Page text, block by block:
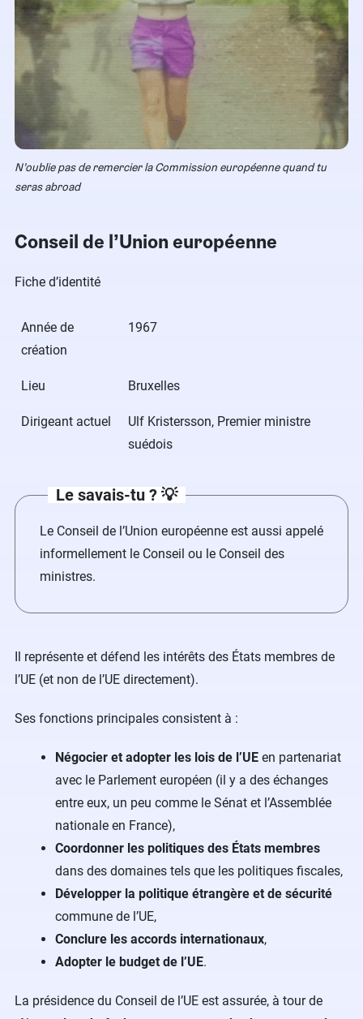
N’oublie pas de remercier la Commission européenne quand tu
seras abroad
Conseil de l’Union européenne
Fiche d’identité
Année de
création
1967
Lieu Bruxelles
Dirigeant actuel
Ulf Kristersson, Premier ministre
suédois
Le savais-tu ? 💡
Le Conseil de l’Union européenne est aussi appelé
informellement le Conseil ou le Conseil des
ministres.
Il représente et défend les intérêts des États membres de
l’UE (et non de l’UE directement).
Ses fonctions principales consistent à :
Négocier et adopter les lois de l’UE en partenariat
avec le Parlement européen (il y a des échanges
entre eux, un peu comme le Sénat et l’Assemblée
nationale en France),
Coordonner les politiques des États membres
dans des domaines tels que les politiques fiscales,
Développer la politique étrangère et de sécurité
commune de l’UE,
Conclure les accords internationaux,
Adopter le budget de l’UE.
La présidence du Conseil de l’UE est assurée, à tour de